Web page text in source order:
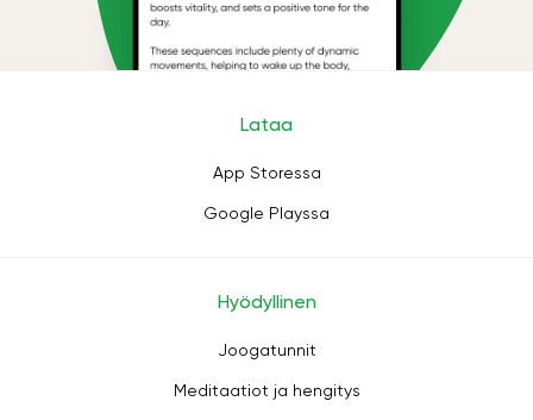
Lataa
App Storessa
Google Playssa
Hyödyllinen
Joogatunnit
Meditaatiot ja hengitys